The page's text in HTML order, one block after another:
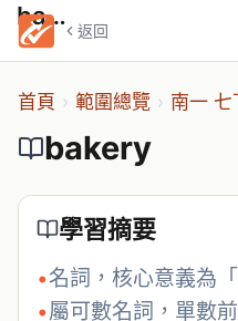
返回
bakery
首頁 › 範圍總覽 › 南一
bakery
學習摘要
•名詞，核心意義為
•屬可數名詞，單數